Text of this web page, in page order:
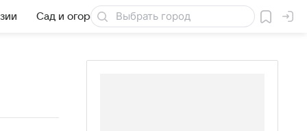
Сад и огород Товары для дачи